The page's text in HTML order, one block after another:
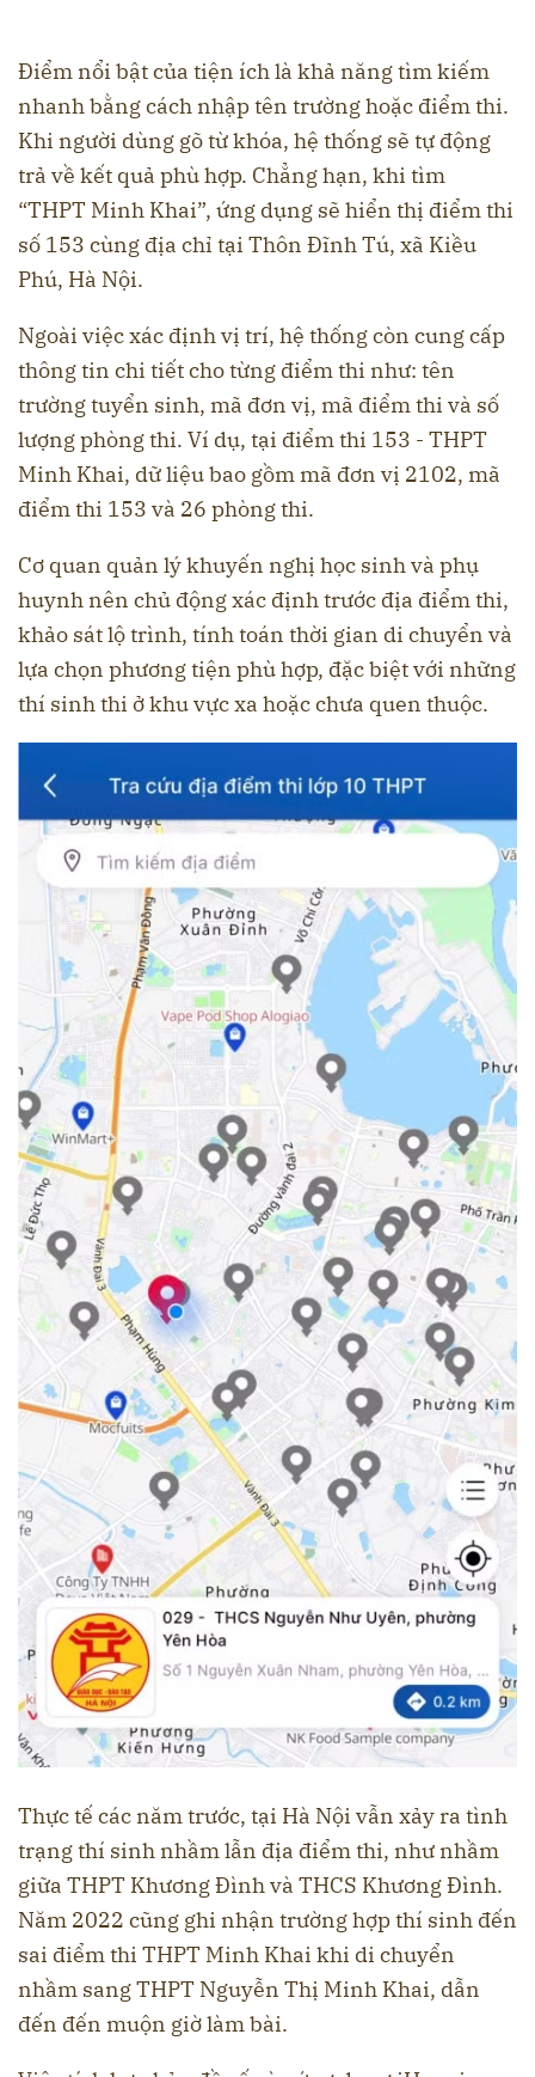
Điểm nổi bật của tiện ích là khả năng tìm kiếm
nhanh bằng cách nhập tên trường hoặc điểm thi.
Khi người dùng gõ từ khóa, hệ thống sẽ tự động
trả về kết quả phù hợp. Chẳng hạn, khi tìm
“THPT Minh Khai”, ứng dụng sẽ hiển thị điểm thi
số 153 cùng địa chỉ tại Thôn Đĩnh Tú, xã Kiều
Phú, Hà Nội.
Ngoài việc xác định vị trí, hệ thống còn cung cấp
thông tin chi tiết cho từng điểm thi như: tên
trường tuyển sinh, mã đơn vị, mã điểm thi và số
lượng phòng thi. Ví dụ, tại điểm thi 153 - THPT
Minh Khai, dữ liệu bao gồm mã đơn vị 2102, mã
điểm thi 153 và 26 phòng thi.
Cơ quan quản lý khuyến nghị học sinh và phụ
huynh nên chủ động xác định trước địa điểm thi,
khảo sát lộ trình, tính toán thời gian di chuyển và
lựa chọn phương tiện phù hợp, đặc biệt với những
thí sinh thi ở khu vực xa hoặc chưa quen thuộc.
Thực tế các năm trước, tại Hà Nội vẫn xảy ra tình
trạng thí sinh nhầm lẫn địa điểm thi, như nhầm
giữa THPT Khương Đình và THCS Khương Đình.
Năm 2022 cũng ghi nhận trường hợp thí sinh đến
sai điểm thi THPT Minh Khai khi di chuyển
nhầm sang THPT Nguyễn Thị Minh Khai, dẫn
đến đến muộn giờ làm bài.